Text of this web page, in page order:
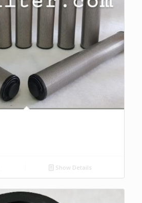
Show Details